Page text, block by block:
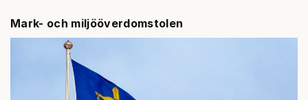
Mark- och miljööverdomstolen